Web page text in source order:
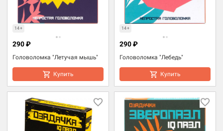
14+
Головоломка "Летучая мышь"
290 ₽
Купить
14+
Головоломка "Лебедь"
290 ₽
Купить